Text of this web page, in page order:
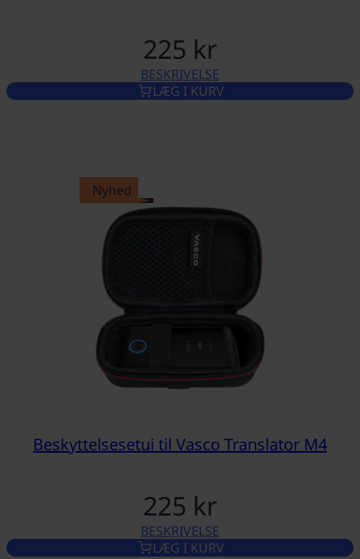
225 kr
BESKRIVELSEBESKYTTENDE ETUI TIL
LÆG I KURV
Nyhed
Beskyttelsesetui til Vasco Translator M4
225 kr
BESKRIVELSEBESKYTTELSESETUI TIL
LÆG I KURV